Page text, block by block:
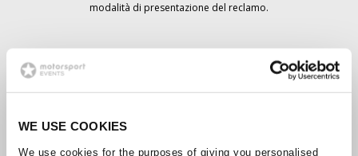
WE USE COOKIES
We use cookies for the purposes of giving you personalised
modalità di presentazione del reclamo.
del biglietto, la prenotazione non è stata cancellata e si prevede
che riceverai i biglietti ordinati a tempo debito. La direzione della